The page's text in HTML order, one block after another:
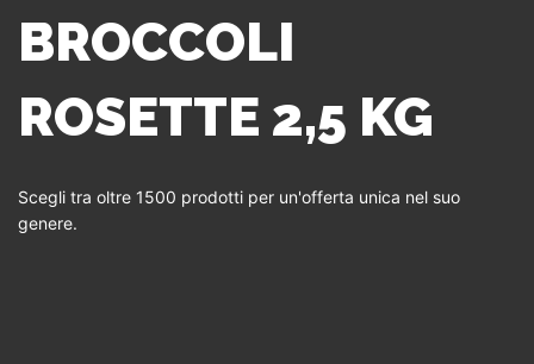
BROCCOLI
ROSETTE 2,5 KG
Scegli tra oltre 1500 prodotti per un'offerta unica nel suo
genere.